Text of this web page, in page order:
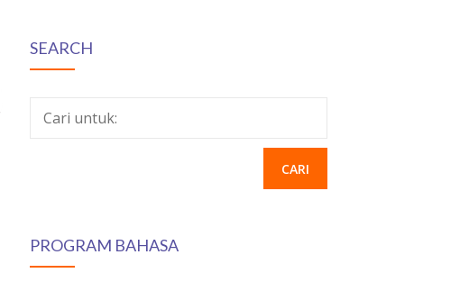
SEARCH
Cari untuk:
PROGRAM BAHASA